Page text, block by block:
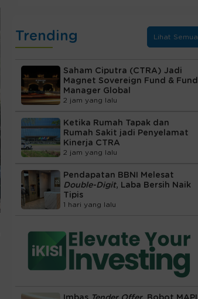
Trending Lihat Semua
Saham Ciputra (CTRA) Jadi
Magnet Sovereign Fund & Fund
Manager Global
2 jam yang lalu
Ketika Rumah Tapak dan
Rumah Sakit jadi Penyelamat
Kinerja CTRA
2 jam yang lalu
Pendapatan BBNI Melesat
Double-Digit, Laba Bersih Naik
Tipis
1 hari yang lalu